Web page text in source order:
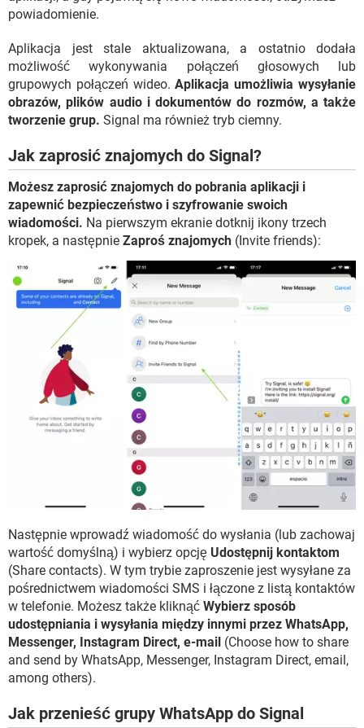
powiadomienie.
Aplikacja jest stale aktualizowana, a ostatnio dodała
możliwość wykonywania połączeń głosowych lub
grupowych połączeń wideo.Aplikacja umożliwia wysyłanie
obrazów, plików audio i dokumentów do rozmów, a także
tworzenie grup. Signal ma również tryb ciemny.
Jak zaprosić znajomych do Signal?
Możesz zaprosić znajomych do pobrania aplikacji i
zapewnić bezpieczeństwo i szyfrowanie swoich
wiadomości. Na pierwszym ekranie dotknij ikony trzech
kropek, a następnie Zaproś znajomych (Invite friends):
Następnie wprowadź wiadomość do wysłania (lub zachowaj
wartość domyślną) i wybierz opcję Udostępnij kontaktom
(Share contacts). W tym trybie zaproszenie jest wysyłane za
pośrednictwem wiadomości SMS i łączone z listą kontaktów
w telefonie. Możesz także kliknąć Wybierz sposób
udostępniania i wysyłania między innymi przez WhatsApp,
Messenger, Instagram Direct, e-mail (Choose how to share
and send by WhatsApp, Messenger, Instagram Direct, email,
among others).
Jak przenieść grupy WhatsApp do Signal